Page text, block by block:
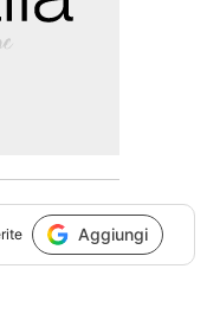
Aggiungi